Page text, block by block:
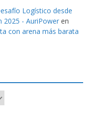
Logístico desde
2025 - AuriPower en
con arena más barata